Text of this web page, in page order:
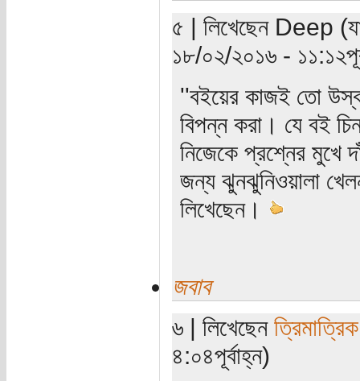
৫ | লিখেছেন Deep
১৮/০২/২০১৬ -
''বইয়ের কাজই তো
বিপন্ন করা। যে বই
নিজেকে প্রশ্নের মুখে
জন্য ঝুনঝুনিওয়ালা
লিখেছেন।
জবাব
৬ | লিখেছেন
৪:০৪পূর্বাহ্ন)